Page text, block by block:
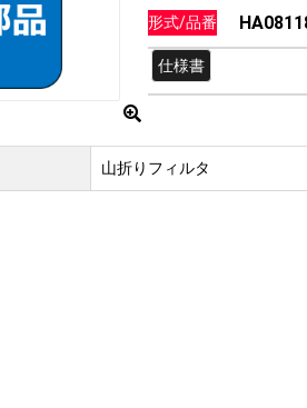
形式/品番
仕様書
山折りフィルタ